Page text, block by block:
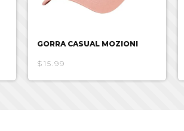
GORRA CASUAL MOZIONI
$15.99